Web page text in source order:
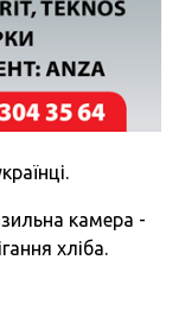
камера -
хліба.